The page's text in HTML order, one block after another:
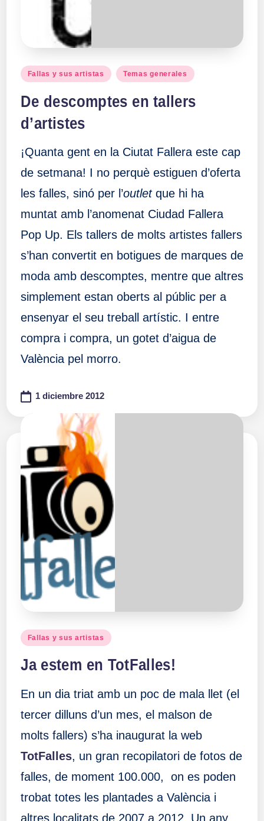
Publicado
Fallas y sus artistas Temas generales
De descomptes en tallers
d’artistes
¡Quanta gent en la Ciutat Fallera este cap
de setmana! I no perquè estiguen d’oferta
les falles, sinó per l’outletque hi ha
muntat amb l’anomenat Ciudad Fallera
Pop Up. Els tallers de molts artistes fallers
s’han convertit en botigues de marques de
moda amb descomptes, mentre que altres
simplement estan oberts al públic per a
ensenyar el seu treball artístic. I entre
compra i compra, un gotet d’aigua de
València pel morro.
1 diciembre 2012
Publicado
Fallas y sus artistas
Ja estem en TotFalles!
En un dia triat amb un poc de mala llet (el
tercer dilluns d’un mes, el malson de
molts fallers) s’ha inaugurat la web
TotFalles, un gran recopilatori de fotos de
falles, de moment 100.000, on es poden
trobat totes les plantades a València i
altres localitats de 2007 a 2012. Un any